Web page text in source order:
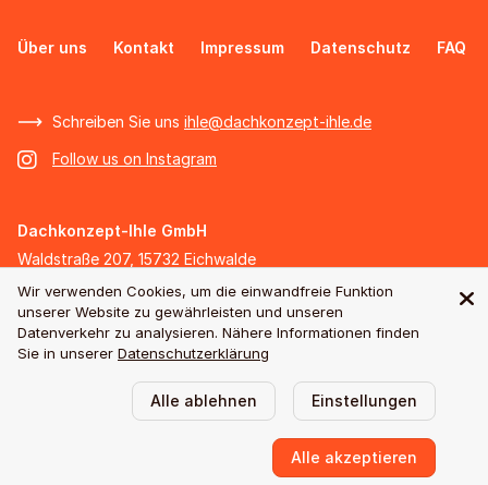
Über uns Kontakt Impressum Datenschutz FAQ
Schreiben Sie uns ihle@dachkonzept-ihle.de
Follow us on Instagram
Dachkonzept-Ihle GmbH
Waldstraße 207, 15732 Eichwalde
Telefon +49 (30) 818 294 86
Fax +49 (30) 818 294 87
Wir verwenden Cookies, um die einwandfreie Funktion
unserer Website zu gewährleisten und unseren
Datenverkehr zu analysieren. Nähere Informationen finden
Sie in unserer Datenschutzerklärung
Einstellungen
Alle ablehnen
Alle akzeptieren